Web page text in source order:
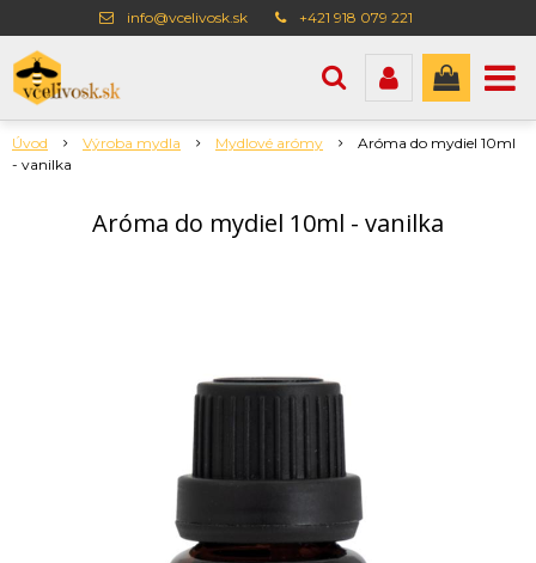
info@vcelivosk.sk +421 918 079 221
Úvod Výroba mydla Mydlové arómy
Aróma do mydiel 10ml
- vanilka
Aróma do mydiel 10ml - vanilka